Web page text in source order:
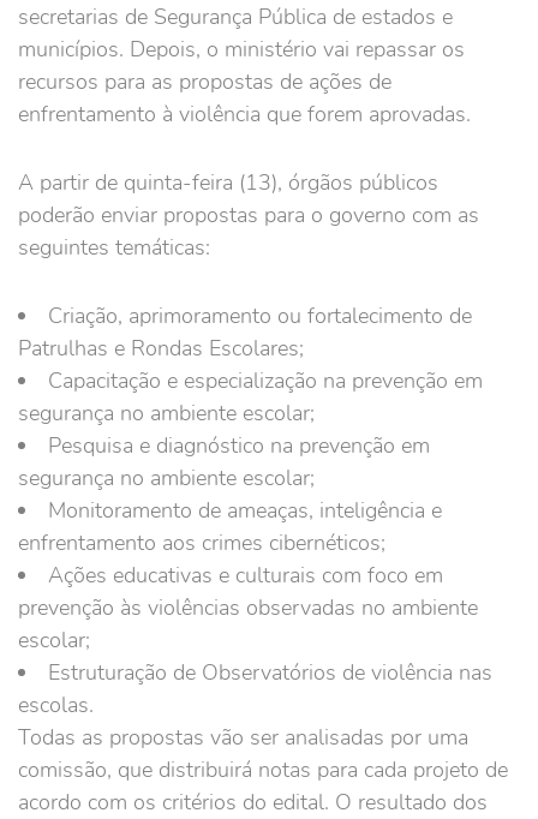
secretarias de Segurança Pública de estados e
municípios. Depois, o ministério vai repassar os
recursos para as propostas de ações de
enfrentamento à violência que forem aprovadas.
A partir de quinta-feira (13), órgãos públicos
poderão enviar propostas para o governo com as
seguintes temáticas:
Criação, aprimoramento ou fortalecimento de
Patrulhas e Rondas Escolares;
Capacitação e especialização na prevenção em
segurança no ambiente escolar;
Pesquisa e diagnóstico na prevenção em
segurança no ambiente escolar;
Monitoramento de ameaças, inteligência e
enfrentamento aos crimes cibernéticos;
Ações educativas e culturais com foco em
prevenção às violências observadas no ambiente
escolar;
Estruturação de Observatórios de violência nas
escolas.
Todas as propostas vão ser analisadas por uma
comissão, que distribuirá notas para cada projeto de
acordo com os critérios do edital. O resultado dos